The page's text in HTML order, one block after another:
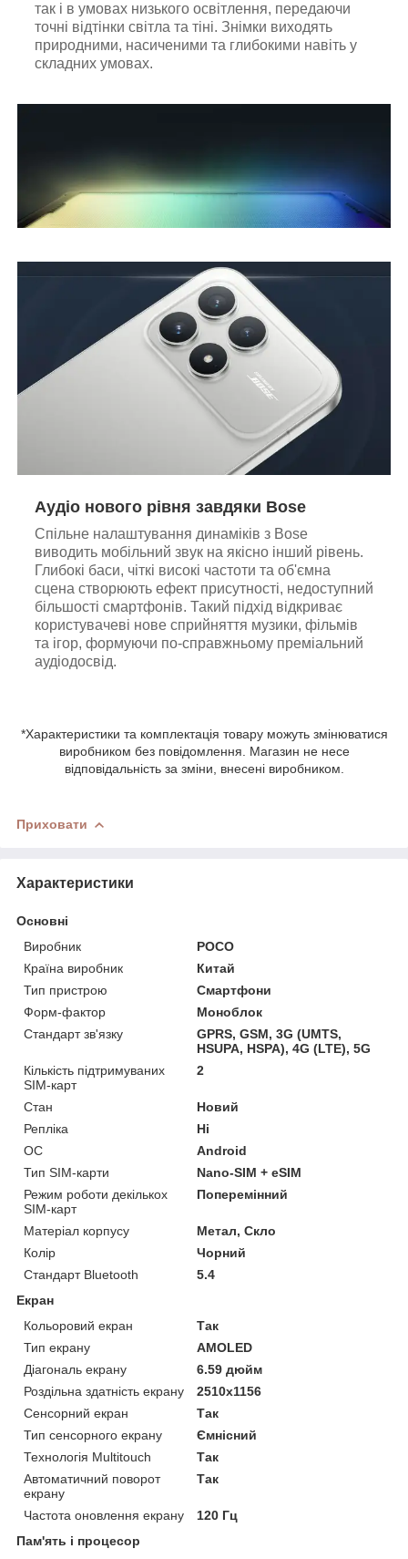
так і в умовах низького освітлення, передаючи
точні відтінки світла та тіні. Знімки виходять
природними, насиченими та глибокими навіть у
складних умовах.
Аудіо нового рівня завдяки Bose
Спільне налаштування динаміків з Bose
виводить мобільний звук на якісно інший рівень.
Глибокі баси, чіткі високі частоти та об'ємна
сцена створюють ефект присутності, недоступний
більшості смартфонів. Такий підхід відкриває
користувачеві нове сприйняття музики, фільмів
та ігор, формуючи по-справжньому преміальний
аудіодосвід.
*Характеристики та комплектація товару можуть змінюватися
виробником без повідомлення. Магазин не несе
відповідальність за зміни, внесені виробником.
Приховати
Характеристики
Основні
Виробник
POCO
Країна виробник
Китай
Тип пристрою
Смартфони
Форм-фактор
Моноблок
Стандарт зв'язку
GPRS, GSM, 3G (UMTS,
HSUPA, HSPA), 4G (LTE), 5G
Кількість підтримуваних
SIM-карт
2
Стан
Новий
Репліка
Ні
ОС
Android
Тип SIM-карти
Nano-SIM + eSIM
Режим роботи декількох
SIM-карт
Поперемінний
Матеріал корпусу
Метал, Скло
Колір
Чорний
Стандарт Bluetooth
5.4
Екран
Кольоровий екран
Так
Тип екрану
AMOLED
Діагональ екрану
6.59 дюйм
Роздільна здатність екрану
2510x1156
Сенсорний екран
Так
Тип сенсорного екрану
Ємнісний
Технологія Multitouch
Так
Автоматичний поворот
екрану
Так
Частота оновлення екрану
120 Гц
Пам'ять і процесор